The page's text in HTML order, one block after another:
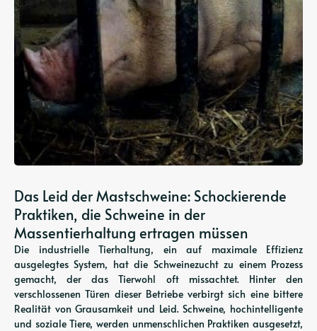
Das Leid der Mastschweine: Schockierende
Praktiken, die Schweine in der
Massentierhaltung ertragen müssen
Die industrielle Tierhaltung, ein auf maximale Effizienz
ausgelegtes System, hat die Schweinezucht zu einem Prozess
gemacht, der das Tierwohl oft missachtet. Hinter den
verschlossenen Türen dieser Betriebe verbirgt sich eine bittere
Realität von Grausamkeit und Leid. Schweine, hochintelligente
und soziale Tiere, werden unmenschlichen Praktiken ausgesetzt,